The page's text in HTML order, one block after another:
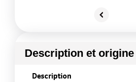
Description et origine
Description